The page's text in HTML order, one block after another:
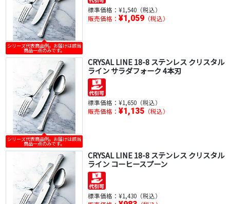
シリーズ代表商品例。お届けは該当
商品一点のみです。
標準価格： ¥1,540（税込）
販売価格： ¥1,059（税込）
シリーズ代表商品例。お届けは該当
商品一点のみです。
CRYSAL LINE 18-8 ステンレス クリスタル
ライン サラダフォーク 4本刃
標準価格： ¥1,650（税込）
販売価格： ¥1,135（税込）
CRYSAL LINE 18-8 ステンレス クリスタル
ライン コーヒースプーン
標準価格： ¥1,430（税込）